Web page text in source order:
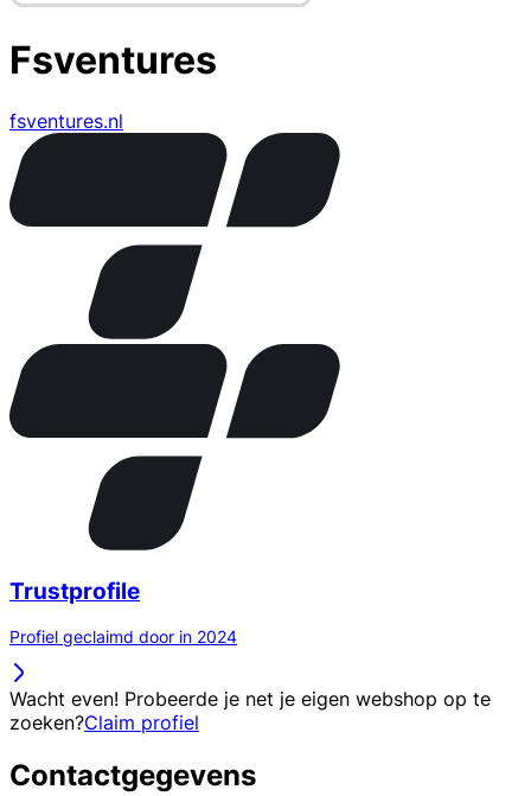
Fsventures
fsventures.nl
Trustprofile
Profiel geclaimd door in 2024
Wacht even! Probeerde je net je eigen webshop op te
zoeken?Claim profiel
Contactgegevens